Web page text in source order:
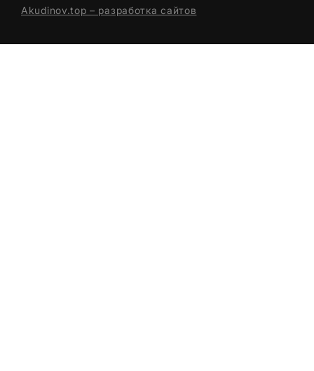
Akudinov.top – разработка сайтов